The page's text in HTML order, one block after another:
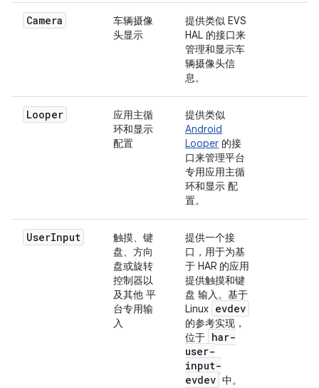
Camera
车辆摄像
头显示
提供类似 EVS
HAL 的接口来
管理和显示车
辆摄像头信
息。
Looper
应用主循
环和显示
配置
提供类似
Android
Looper 的接
口来管理平台
专用应用主循
环和显示 配
置。
UserInput
触摸、键
盘、方向
盘或旋转
控制器以
及其他 平
台专用输
入
提供一个接
口，用于为基
于 HAR 的应用
提供触摸和键
盘 输入。基于
Linux evdev
的参考实现，
位于 har-
user-
input-
evdev 中。